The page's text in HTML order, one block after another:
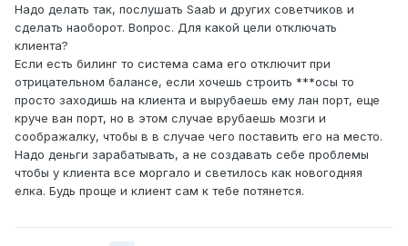
Надо делать так, послушать Saab и других советчиков и
сделать наоборот. Вопрос. Для какой цели отключать
клиента?
Если есть билинг то система сама его отключит при
отрицательном балансе, если хочешь строить ***осы то
просто заходишь на клиента и вырубаешь ему лан порт, еще
круче ван порт, но в этом случае врубаешь мозги и
соображалку, чтобы в в случае чего поставить его на место.
Надо деньги зарабатывать, а не создавать себе проблемы
чтобы у клиента все моргало и светилось как новогодняя
елка. Будь проще и клиент сам к тебе потянется.